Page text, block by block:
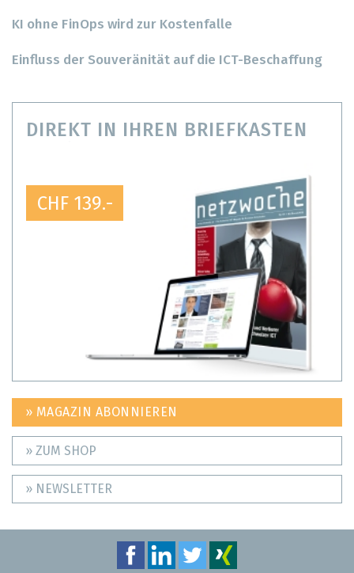
KI ohne FinOps wird zur Kostenfalle
Einfluss der Souveränität auf die ICT-Beschaffung
DIREKT IN IHREN BRIEFKASTEN
CHF 139.-
» MAGAZIN ABONNIEREN
» ZUM SHOP
» NEWSLETTER